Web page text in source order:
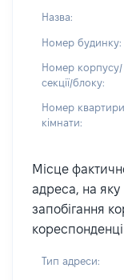
Назва:
Номер будинку:
Номер корпусу/
секції/блоку:
Номер
кімнати:
Місце
адреса, на яку
запобігання
Тип адреси: